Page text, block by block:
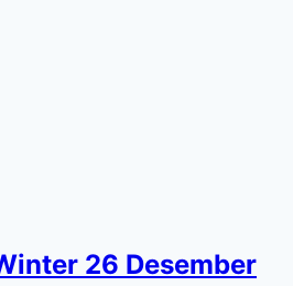
26 Desember